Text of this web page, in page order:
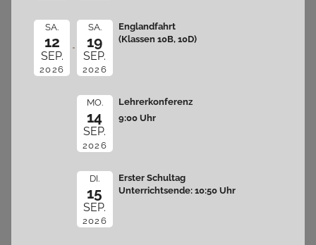
SA.
12
SEP.
2026
SA.
19
SEP.
2026
Englandfahrt
(Klassen 10B, 10D)
MO.
14
SEP.
2026
Lehrerkonferenz
9:00 Uhr
DI.
15
SEP.
2026
Erster Schultag
Unterrichtsende: 10:50 Uhr